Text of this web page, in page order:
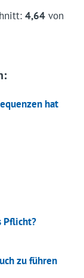
4,64von
hat
Pflicht?
zu führen